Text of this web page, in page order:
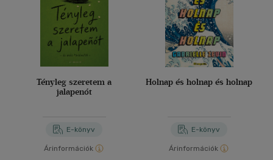
Tényleg szeretem a
jalapenót
E-könyv
Árinformációk
Holnap és holnap és holnap
E-könyv
Árinformációk